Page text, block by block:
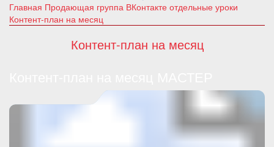
Главная Продающая группа ВКонтакте отдельные уроки
Контент-план на месяц
Контент-план на месяц